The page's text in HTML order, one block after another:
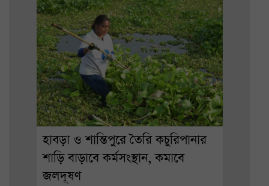
হাবড়া ও শান্তিপুরে তৈরি কচুরিপানার
শাড়ি বাড়াবে কর্মসংস্থান, কমাবে
জলদূষণ